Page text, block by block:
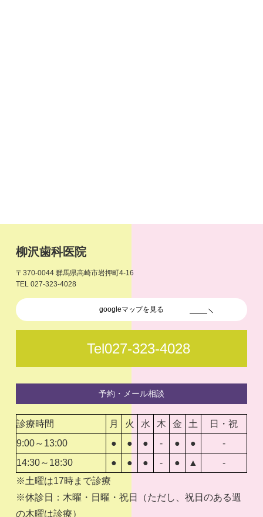
柳沢歯科医院
〒370-0044 群馬県高崎市岩押町4-16
TEL 027-323-4028
googleマップを見る
Tel027-323-4028
予約・メール相談
診療時間 月 火 水 木 金 土
日・祝
9:00～13:00
● ● ● - ● ●
-
14:30～18:30
● ● ● - ● ▲
-
※土曜は17時まで診療
※休診日：木曜・日曜・祝日（ただし、祝日のある週
の木曜は診療）